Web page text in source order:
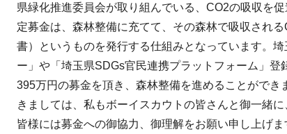
県緑化推進委員会が取り組んでいる、CO2の吸収を
定募金は、森林整備に充てて、その森林で吸収され
書）というものを発行する仕組みとなっています。
ー」や「埼玉県SDGs官民連携プラットフォーム」
395万円の募金を頂き、森林整備を進めることがで
きましては、私もボーイスカウトの皆さんと御一緒
皆様には募金への御協力、御理解をお願い申し上げま